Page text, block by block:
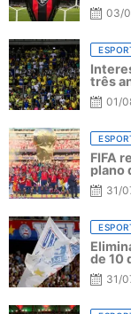
03/
três
01/
FIFA
plano
31/
de 10
31/